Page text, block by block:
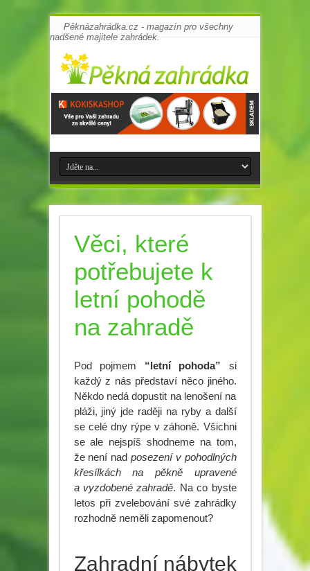
Pěknázahrádka.cz - magazín pro všechny
nadšené majitele zahrádek.
Věci, které
potřebujete k
letní pohodě
na zahradě
Pod pojmem “letní pohoda” si
každý z nás představí něco jiného.
Někdo nedá dopustit na lenošení na
pláži, jiný jde raději na ryby a další
se celé dny rýpe v záhoně. Všichni
se ale nejspíš shodneme na tom,
že není nad posezení v pohodlných
křesílkách na pěkně upravené
a vyzdobené zahradě. Na co byste
letos při zvelebování své zahrádky
rozhodně neměli zapomenout?
Zahradní nábytek